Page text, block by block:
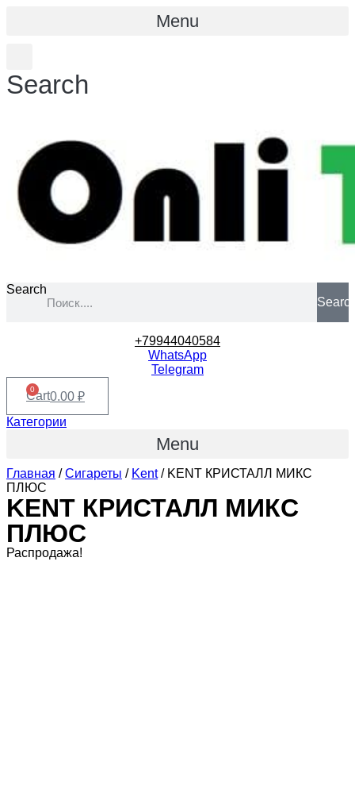
Menu
Search
Search
+79944040584
WhatsApp
Telegram
0.00 ₽
0
Cart
Категории
Menu
Главная /Сигареты / Kent/ KENT КРИСТАЛЛ МИКС
ПЛЮС
KENT КРИСТАЛЛ МИКС
ПЛЮС
Распродажа!